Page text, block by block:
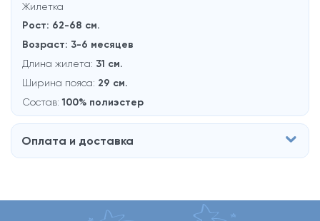
Жилетка
Рост: 62-68 см.
Возраст: 3-6 месяцев
Длина жилета: 31 см.
Ширина пояса: 29 см.
Состав:100% полиэстер
Оплата и доставка